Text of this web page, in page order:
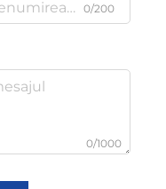
0/200
0/1000